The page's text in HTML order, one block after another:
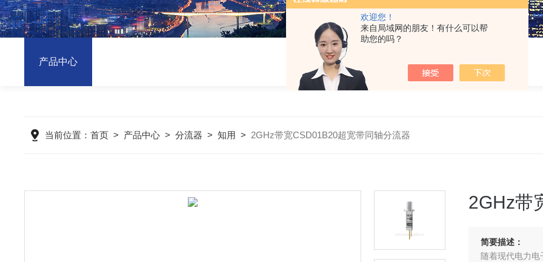
欢迎您！
来自局域网的朋友！有什么可以帮
助您的吗？
产品中心
当前位置：首页 > 产品中心 >分流器 >知用 > 2GHz带宽CSD01B20超宽带同轴分流器
2GHz带
简要描述：
随着现代电力